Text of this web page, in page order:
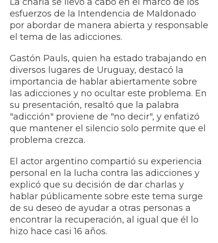
La charla se llevó a cabo en el marco de los
esfuerzos de la Intendencia de Maldonado
por abordar de manera abierta y responsable
el tema de las adicciones.
Gastón Pauls, quien ha estado trabajando en
diversos lugares de Uruguay, destacó la
importancia de hablar abiertamente sobre
las adicciones y no ocultar este problema. En
su presentación, resaltó que la palabra
"adicción" proviene de "no decir", y enfatizó
que mantener el silencio solo permite que el
problema crezca.
El actor argentino compartió su experiencia
personal en la lucha contra las adicciones y
explicó que su decisión de dar charlas y
hablar públicamente sobre este tema surge
de su deseo de ayudar a otras personas a
encontrar la recuperación, al igual que él lo
hizo hace casi 16 años.